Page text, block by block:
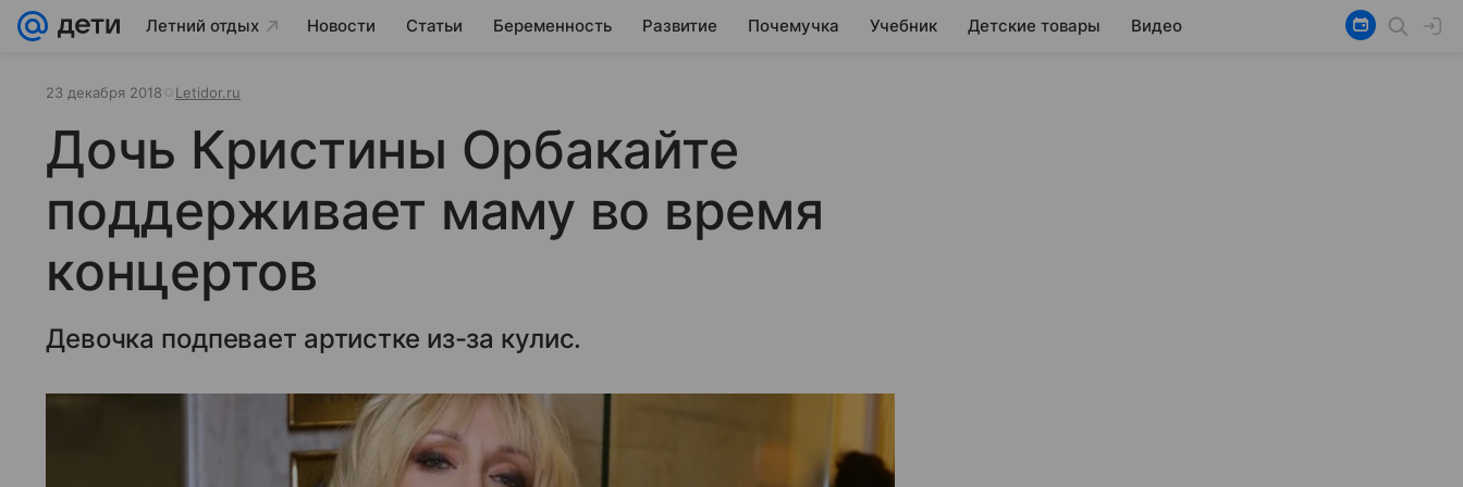
Летний отдых Новости Статьи Беременность Развитие Почемучка Учебник Детские товары Видео
23 декабря 2018 Letidor.ru
Дочь Кристины Орбакайте
поддерживает маму во время
концертов
Девочка подпевает артистке из-за кулис.